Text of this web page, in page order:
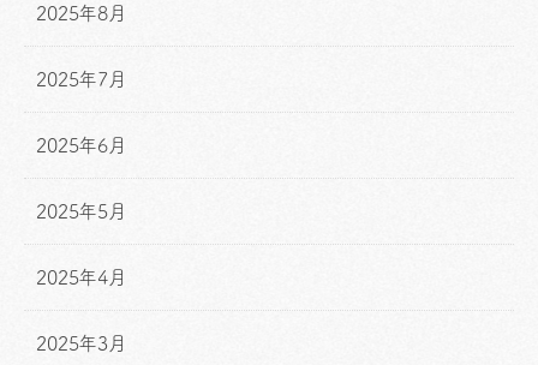
2025年8月
2025年7月
2025年6月
2025年5月
2025年4月
2025年3月